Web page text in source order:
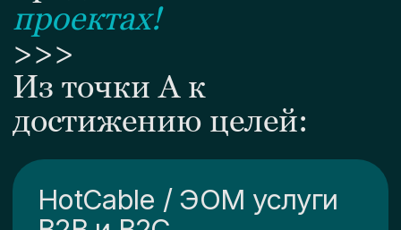
Запускай
рост продаж!
Подписывайтесь на канал: